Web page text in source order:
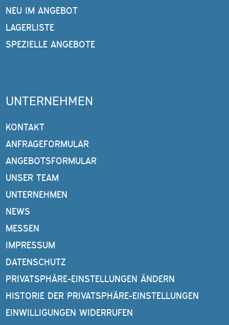
NEU IM ANGEBOT
LAGERLISTE
SPEZIELLE ANGEBOTE
UNTERNEHMEN
KONTAKT
ANFRAGEFORMULAR
ANGEBOTSFORMULAR
UNSER TEAM
UNTERNEHMEN
NEWS
MESSEN
IMPRESSUM
DATENSCHUTZ
PRIVATSPHÄRE-EINSTELLUNGEN ÄNDERN
HISTORIE DER PRIVATSPHÄRE-EINSTELLUNGEN
EINWILLIGUNGEN WIDERRUFEN